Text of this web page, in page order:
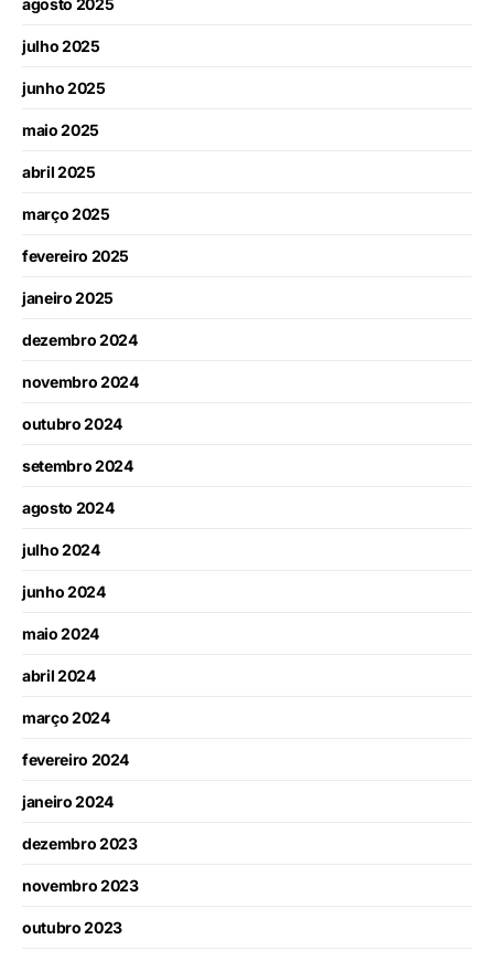
agosto 2025
julho 2025
junho 2025
maio 2025
abril 2025
março 2025
fevereiro 2025
janeiro 2025
dezembro 2024
novembro 2024
outubro 2024
setembro 2024
agosto 2024
julho 2024
junho 2024
maio 2024
abril 2024
março 2024
fevereiro 2024
janeiro 2024
dezembro 2023
novembro 2023
outubro 2023